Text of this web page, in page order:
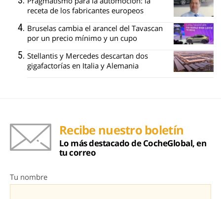
receta de los fabricantes europeos
Bruselas cambia el arancel del Tavascan
por un precio mínimo y un cupo
Stellantis y Mercedes descartan dos
gigafactorías en Italia y Alemania
Recibe nuestro boletín
Lo más destacado de CocheGlobal, en
tu correo
Tu nombre